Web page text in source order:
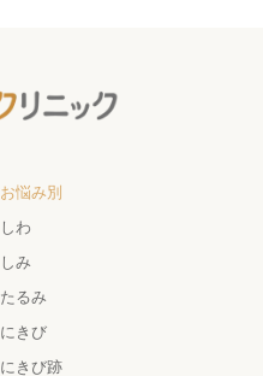
お悩み別
しわ
しみ
たるみ
にきび
にきび跡